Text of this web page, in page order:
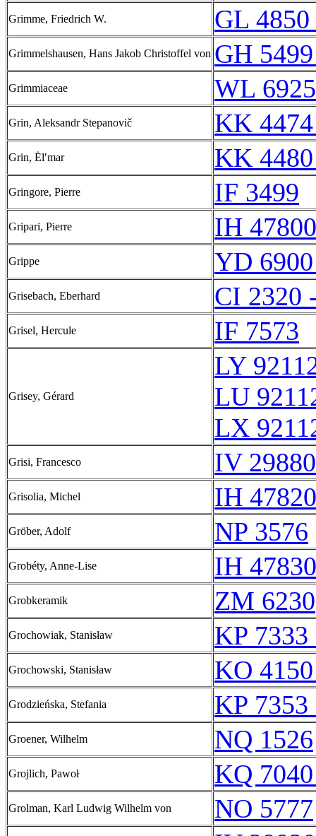
Grimme, Friedrich W. GL
Grimmelshausen, Hans Jakob Christoffel von GH
Grimmiaceae WL 6925
Grin, Aleksandr Stepanovič KK
Grin, Ėlʹmar KK
Gringore, Pierre IF 3499
Gripari, Pierre IH
Grippe YD
Grisebach, Eberhard CI 2320
Grisel, Hercule IF 7573
Grisey, Gérard
LY
LU
LX
Grisi, Francesco IV
Grisolia, Michel IH
Gröber, Adolf NP 3576
Grobéty, Anne-Lise IH
Grobkeramik ZM 6230
Grochowiak, Stanisław KP
Grochowski, Stanisław KO
Grodzieńska, Stefania KP
Groener, Wilhelm NQ 1526
Grojlich, Pawoł KQ
Grolman, Karl Ludwig Wilhelm von NO 5777